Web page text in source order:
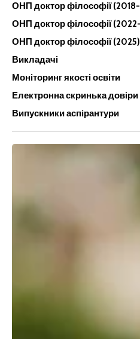
ОНП доктор філософії
ОНП доктор філософії
ОНП доктор філософії (2025)
Викладачі
Моніторинг якості освіти
Електронна скринька довіри
Випускники аспірантури